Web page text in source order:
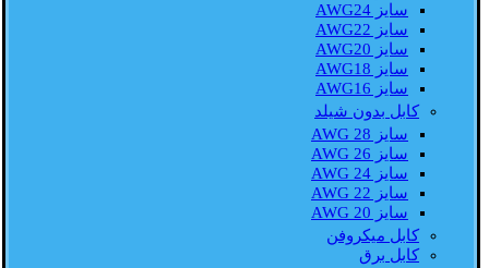
سایز AWG24
سایز AWG22
سایز AWG20
سایز AWG18
سایز AWG16
کابل بدون شیلد
سایز AWG 28
سایز AWG 26
سایز AWG 24
سایز AWG 22
سایز AWG 20
کابل میکروفن
کابل برق